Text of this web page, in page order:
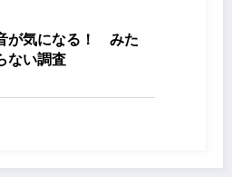
が気になる！ みた
ない調査